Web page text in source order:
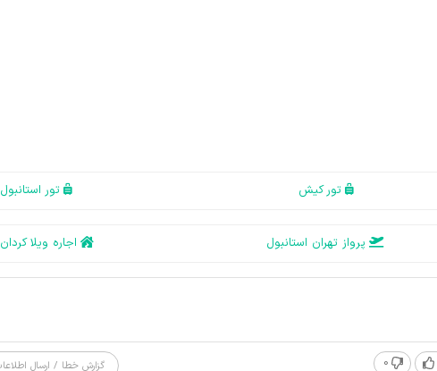
تور کیش تور استانبول
پرواز تهران استانبول اجاره ویلا کردان
0 گزارش خطا / ارسال